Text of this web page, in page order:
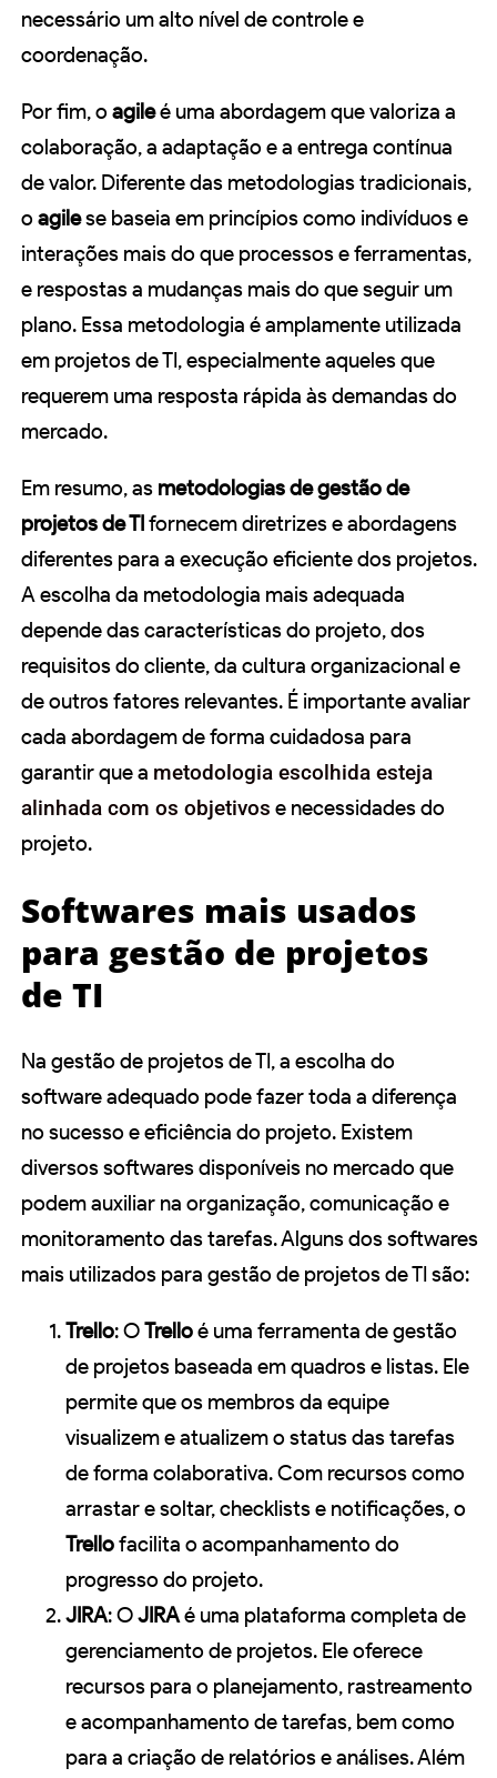
necessário um alto nível de controle e
coordenação.
Por fim, o agileé uma abordagem que valoriza a
colaboração, a adaptação e a entrega contínua
de valor. Diferente das metodologias tradicionais,
o agilese baseia em princípios como indivíduos e
interações mais do que processos e ferramentas,
e respostas a mudanças mais do que seguir um
plano. Essa metodologia é amplamente utilizada
em projetos de TI, especialmente aqueles que
requerem uma resposta rápida às demandas do
mercado.
Em resumo, as metodologias de gestão de
projetos de TIfornecem diretrizes e abordagens
diferentes para a execução eficiente dos projetos.
A escolha da metodologia mais adequada
depende das características do projeto, dos
requisitos do cliente, da cultura organizacional e
de outros fatores relevantes. É importante avaliar
cada abordagem de forma cuidadosa para
garantir que a metodologia escolhida esteja
alinhada com os objetivos e necessidades do
projeto.
Softwares mais usados
para gestão de projetos
de TI
Na gestão de projetos de TI, a escolha do
software adequado pode fazer toda a diferença
no sucesso e eficiência do projeto. Existem
diversos softwares disponíveis no mercado que
podem auxiliar na organização, comunicação e
monitoramento das tarefas. Alguns dos softwares
mais utilizados para gestão de projetos de TI são:
Trello: OTrelloé uma ferramenta de gestão
de projetos baseada em quadros e listas. Ele
permite que os membros da equipe
visualizem e atualizem o status das tarefas
de forma colaborativa. Com recursos como
arrastar e soltar, checklists e notificações, o
Trellofacilita o acompanhamento do
progresso do projeto.
JIRA: OJIRAé uma plataforma completa de
gerenciamento de projetos. Ele oferece
recursos para o planejamento, rastreamento
e acompanhamento de tarefas, bem como
para a criação de relatórios e análises. Além